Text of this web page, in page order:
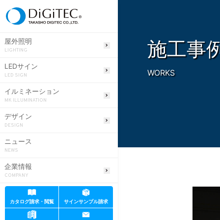
屋外照明
LIGHTING
LEDサイン
LED SIGN
イルミネーション
MK ILLUMINATION
デザイン
DESIGN
ニュース
NEWS
企業情報
COMPANY
カタログ請求・閲覧 サインサンプル請求
施工事
WORKS